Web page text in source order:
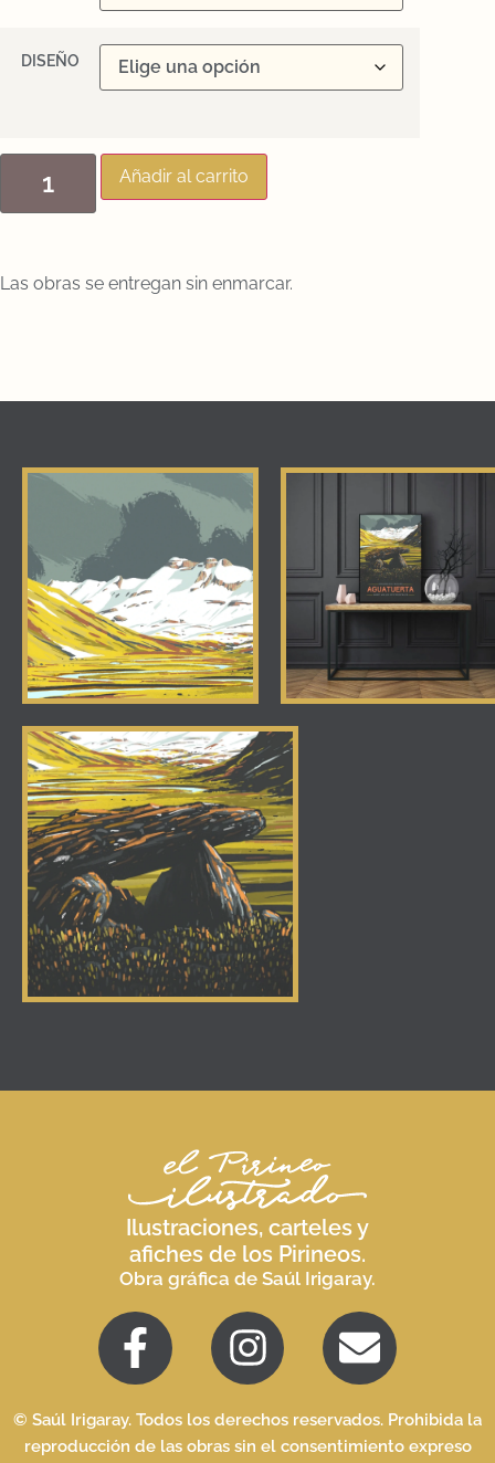
DISEÑO
Añadir al carrito
Las obras se entregan sin enmarcar.
Ilustraciones, carteles y
afiches de los Pirineos.
Obra gráfica de Saúl Irigaray.
© Saúl Irigaray. Todos los derechos reservados. Prohibida la
reproducción de las obras sin el consentimiento expreso